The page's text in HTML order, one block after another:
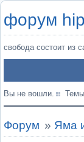
форум
свобода состоит из
Вы не вошли.
Форум » Яма